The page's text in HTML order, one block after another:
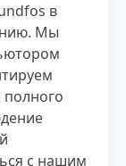
в
Мы
с нашим